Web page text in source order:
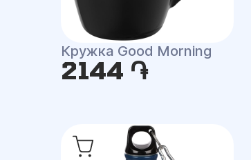
Кружка Good Morning
2144 ֏